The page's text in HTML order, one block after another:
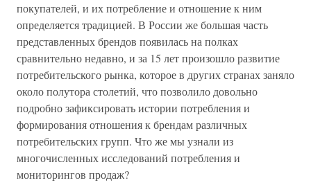
покупателей, и их потребление и отношение к ним
определяется традицией. В России же большая часть
представленных брендов появилась на полках
сравнительно недавно, и за 15 лет произошло развитие
потребительского рынка, которое в других странах заняло
около полутора столетий, что позволило довольно
подробно зафиксировать истории потребления и
формирования отношения к брендам различных
потребительских групп. Что же мы узнали из
многочисленных исследований потребления и
мониторингов продаж?